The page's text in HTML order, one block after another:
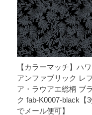
【カラーマッチ】ハ
アンファブリック レフ
ア・ラウアエ総柄 ブ
ク fab-K0007-black【
でメール便可】